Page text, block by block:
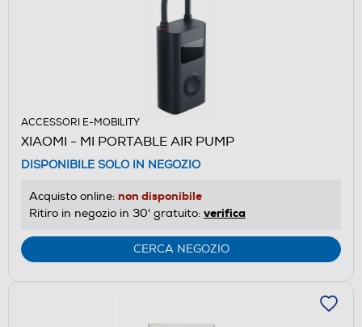
ACCESSORI E-MOBILITY
XIAOMI - MI PORTABLE AIR PUMP
DISPONIBILE SOLO IN NEGOZIO
Acquisto online: non disponibile
Ritiro in negozio in 30' gratuito: verifica
CERCA NEGOZIO